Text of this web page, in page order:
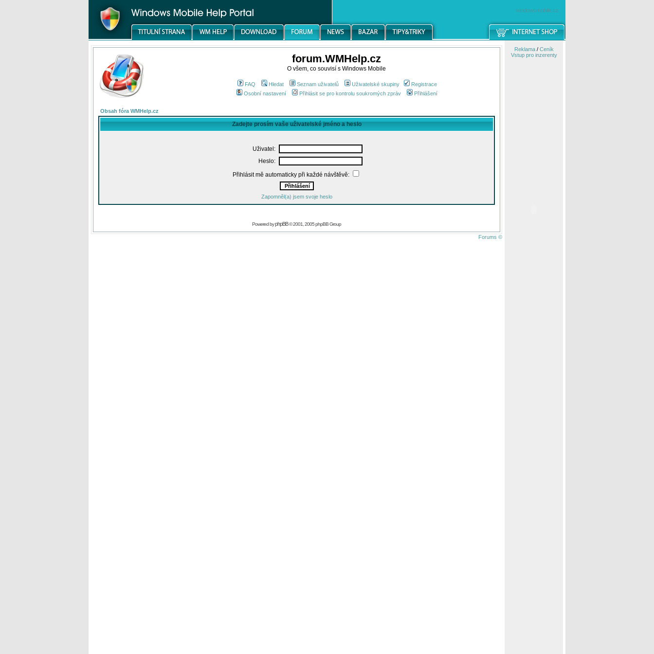
windowsmobile.cz
forum.WMHelp.cz
O všem, co souvisí s Windows Mobile
FAQ Hledat Seznam uživatelů Uživatelské skupiny
Registrace
Osobní nastavení
Přihlásit se pro kontrolu soukromých zpráv Přihlášení
Obsah fóra WMHelp.cz
Zadejte prosím vaše uživatelské jméno a heslo
Uživatel:
Heslo:
Přihlásit mě automaticky při každé návštěvě:
Zapomněl(a) jsem svoje heslo
Powered byphpBB© 2001, 2005 phpBB Group
Forums ©
Reklama/ Ceník
Vstup pro inzerenty